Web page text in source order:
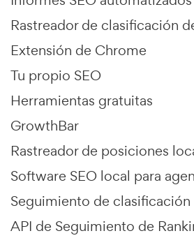
Rastreador de clasificación
Extensión de Chrome
Tu propio SEO
Herramientas gratuitas
GrowthBar
Rastreador de posiciones
Software SEO local para
Seguimiento de
API de Seguimiento de